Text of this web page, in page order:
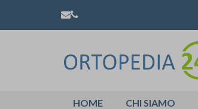
HOME CHI SIAMO